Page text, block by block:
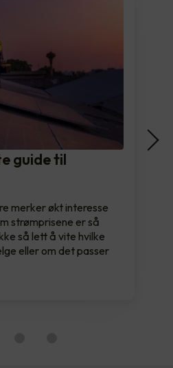
guide til
merker økt interesse
strømprisene er så
så lett å vite hvilke
eller om det passer